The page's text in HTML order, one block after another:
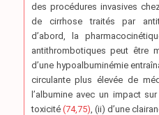
des procédures invasives
de cirrhose traités par
d’abord, la
antithrombotiques peut être
d’une hypoalbuminémie
circulante plus élevée de
l’albumine avec un impact
toxicité (74,75) , (ii) d’une